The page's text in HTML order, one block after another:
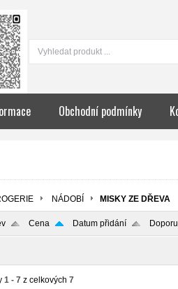
Obchodní podmínky
NÁDOBÍ MISKY ZE DŘEVA
Cena Datum přidání
1 - 7 z celkových 7